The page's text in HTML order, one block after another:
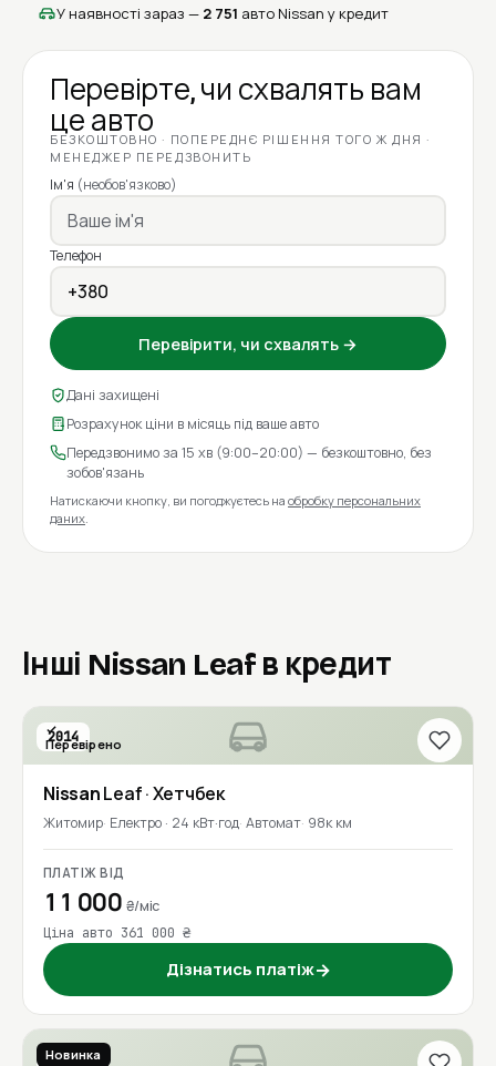
У наявності зараз — 2 751 авто Nissan у кредит
Перевірте, чи схвалять вам
це авто
БЕЗКОШТОВНО · ПОПЕРЕДНЄ РІШЕННЯ ТОГО Ж ДНЯ ·
МЕНЕДЖЕР ПЕРЕДЗВОНИТЬ
Ім'я (необов'язково)
Телефон
Перевірити, чи схвалять →
Дані захищені
Розрахунок ціни в місяць під ваше авто
Передзвонимо за 15 хв (9:00–20:00) — безкоштовно, без
зобов'язань
Натискаючи кнопку, ви погоджуєтесь на обробку персональних
даних.
Інші Nissan Leaf в кредит
2014
Перевірено
NissanLeaf· Хетчбек
Житомир Електро · 24 кВт·год Автомат 98к км
ПЛАТІЖ ВІД
11 000 ₴/міс
Ціна авто 361 000 ₴
Дізнатись платіж→
2018
Новинка